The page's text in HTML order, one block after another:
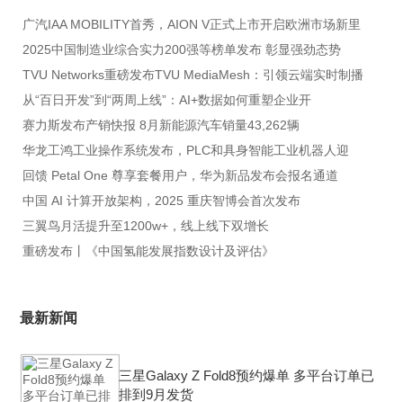
广汽IAA MOBILITY首秀，AION V正式上市开启欧洲市场新里
2025中国制造业综合实力200强等榜单发布 彰显强劲态势
TVU Networks重磅发布TVU MediaMesh：引领云端实时制播
从“百日开发”到“两周上线”：AI+数据如何重塑企业开
赛力斯发布产销快报 8月新能源汽车销量43,262辆
华龙工鸿工业操作系统发布，PLC和具身智能工业机器人迎
回馈 Petal One 尊享套餐用户，华为新品发布会报名通道
中国 AI 计算开放架构，2025 重庆智博会首次发布
三翼鸟月活提升至1200w+，线上线下双增长
重磅发布丨《中国氢能发展指数设计及评估》
最新新闻
三星Galaxy Z Fold8预约爆单 多平台订单已
排到9月发货